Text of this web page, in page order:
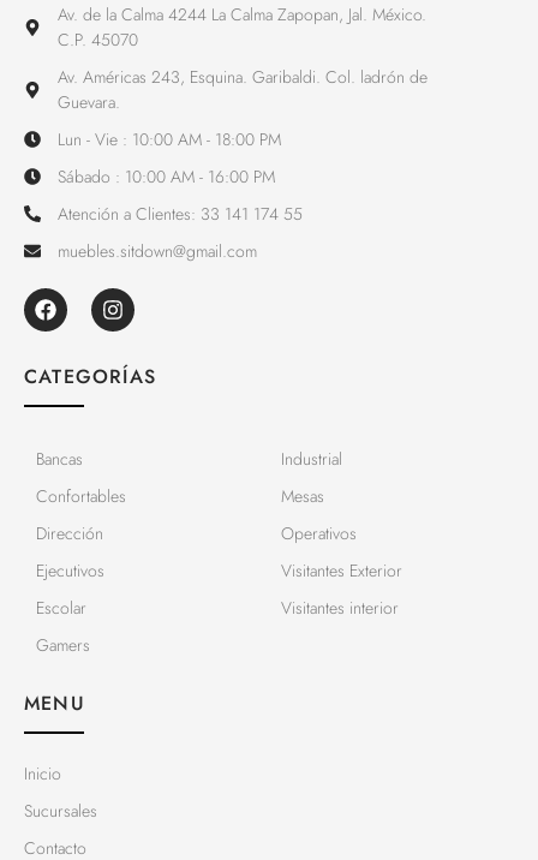
Av. de la Calma 4244 La Calma Zapopan, Jal. México.
C.P. 45070
Av. Américas 243, Esquina. Garibaldi. Col. ladrón de
Guevara.
Lun - Vie : 10:00 AM - 18:00 PM
Sábado : 10:00 AM - 16:00 PM
Atención a Clientes: 33 141 174 55
muebles.sitdown@gmail.com
CATEGORÍAS
Bancas
Confortables
Dirección
Ejecutivos
Escolar
Gamers
Industrial
Mesas
Operativos
Visitantes Exterior
Visitantes interior
MENU
Inicio
Sucursales
Contacto